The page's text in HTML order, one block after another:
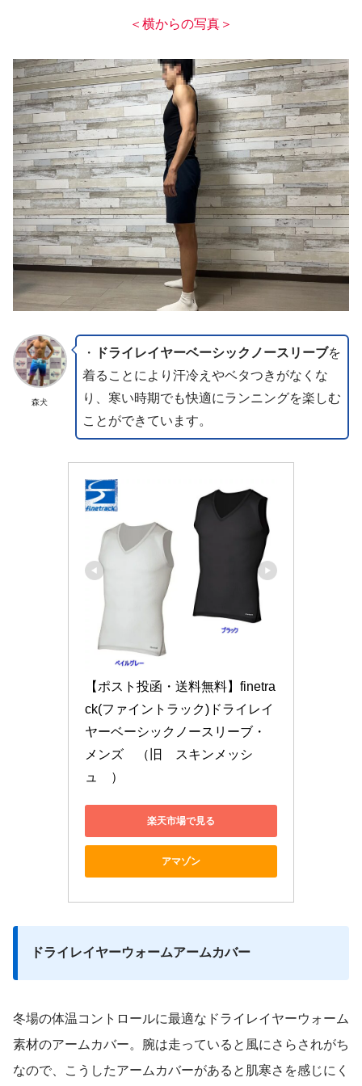
＜横からの写真＞
森犬
・ ドライレイヤーベーシックノースリーブを
着ることにより汗冷えやベタつきがなくな
り、寒い時期でも快適にランニングを楽しむ
ことができています。
【ポスト投函・送料無料】finetra
ck(ファイントラック)ドライレイ
ヤーベーシックノースリーブ・
メンズ　（旧　スキンメッシ
ュ　）
楽天市場で見る
アマゾン
ドライレイヤーウォームアームカバー
冬場の体温コントロールに最適なドライレイヤーウォーム
素材のアームカバー。腕は走っていると風にさらされがち
なので、こうしたアームカバーがあると肌寒さを感じにく